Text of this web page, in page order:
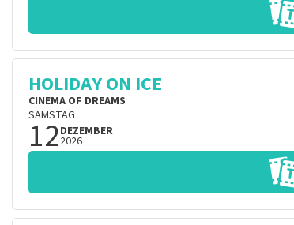
HOLIDAY ON ICE
CINEMA OF DREAMS
SAMSTAG
12DEZEMBER
2026